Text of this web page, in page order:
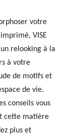
votre
VISE
relooking à la
à votre
de motifs et
de vie.
conseils vous
cette matière
plus et